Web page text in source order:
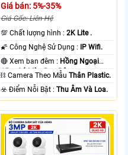
Giá bán: 5%-35%
Giá Gốc: Liên Hệ
💯 Chất lượng hình :2K Lite .
🌠 Công Nghệ Sử Dụng : IP Wifi.
🔴 Xem ban đêm : Hồng Ngoại
15m Có Màu Ban Ðêm.
⛓ Camera Theo MẫuThân Plastic.
️☣️ Điểm Nỗi Bật :Thu Âm Và Loa.